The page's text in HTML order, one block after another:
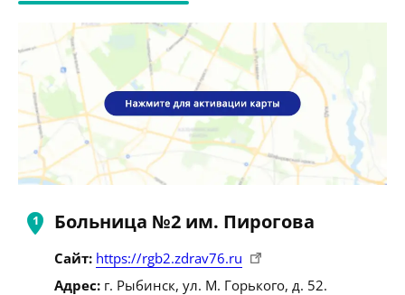
Больница №2 им. Пирогова
Сайт: https://rgb2.zdrav76.ru
Адрес: г. Рыбинск, ул. М. Горького, д. 52.